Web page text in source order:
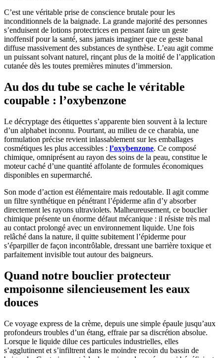
C’est une véritable prise de conscience brutale pour les
inconditionnels de la baignade. La grande majorité des personnes
s’enduisent de lotions protectrices en pensant faire un geste
inoffensif pour la santé, sans jamais imaginer que ce geste banal
diffuse massivement des substances de synthèse. L’eau agit comme
un puissant solvant naturel, rinçant plus de la moitié de l’application
cutanée dès les toutes premières minutes d’immersion.
Au dos du tube se cache le véritable
coupable : l’oxybenzone
Le décryptage des étiquettes s’apparente bien souvent à la lecture
d’un alphabet inconnu. Pourtant, au milieu de ce charabia, une
formulation précise revient inlassablement sur les emballages
cosmétiques les plus accessibles : l’oxybenzone. Ce composé
chimique, omniprésent au rayon des soins de la peau, constitue le
moteur caché d’une quantité affolante de formules économiques
disponibles en supermarché.
Son mode d’action est élémentaire mais redoutable. Il agit comme
un filtre synthétique en pénétrant l’épiderme afin d’y absorber
directement les rayons ultraviolets. Malheureusement, ce bouclier
chimique présente un énorme défaut mécanique : il résiste très mal
au contact prolongé avec un environnement liquide. Une fois
relâché dans la nature, il quitte subitement l’épiderme pour
s’éparpiller de façon incontrôlable, dressant une barrière toxique et
parfaitement invisible tout autour des baigneurs.
Quand notre bouclier protecteur
empoisonne silencieusement les eaux
douces
Ce voyage express de la crème, depuis une simple épaule jusqu’aux
profondeurs troubles d’un étang, effraie par sa discrétion absolue.
Lorsque le liquide dilue ces particules industrielles, elles
s’agglutinent et s’infiltrent dans le moindre recoin du bassin de